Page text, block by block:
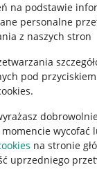
na podstawie
personalne
z naszych stron
pod
wycofać
na stronie
uprzedniego
Cyfrowych